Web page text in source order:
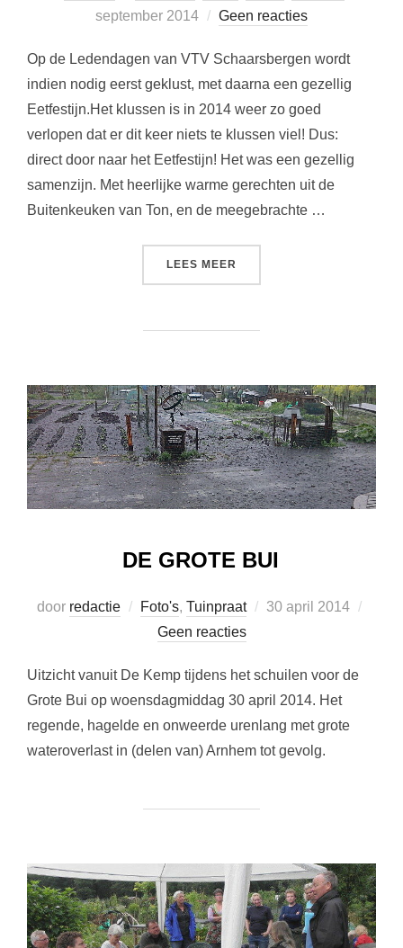
september 2014
Geen reacties
Op de Ledendagen van VTV Schaarsbergen wordt
indien nodig eerst geklust, met daarna een gezellig
Eetfestijn.Het klussen is in 2014 weer zo goed
verlopen dat er dit keer niets te klussen viel! Dus:
direct door naar het Eetfestijn! Het was een gezellig
samenzijn. Met heerlijke warme gerechten uit de
Buitenkeuken van Ton, en de meegebrachte …
LEES MEER
DE GROTE BUI
door redactie Foto's, Tuinpraat
Geplaatst
30 april 2014
Geen reacties
Uitzicht vanuit De Kemp tijdens het schuilen voor de
Grote Bui op woensdagmiddag 30 april 2014. Het
regende, hagelde en onweerde urenlang met grote
wateroverlast in (delen van) Arnhem tot gevolg.